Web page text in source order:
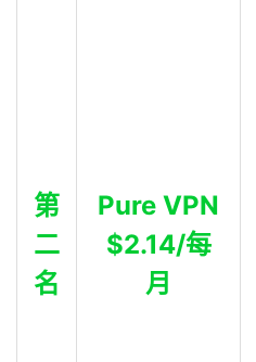
第
二
名
Pure VPN
$2.14/每
月